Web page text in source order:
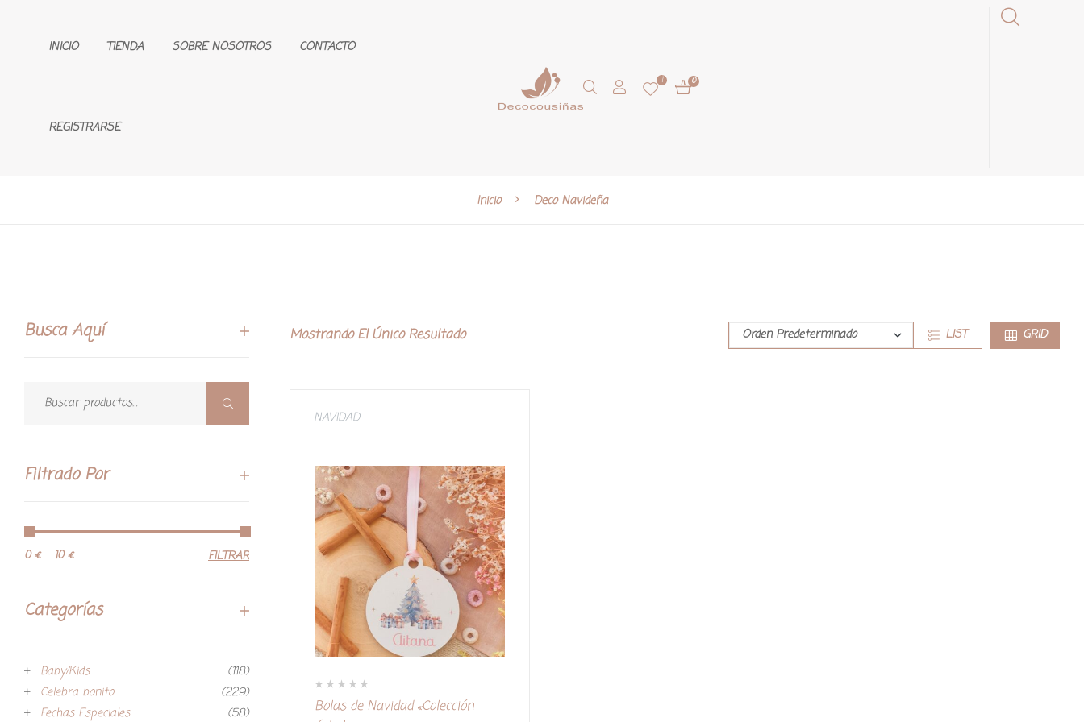
INICIO TIENDA SOBRE NOSOTROS CONTACTO
REGISTRARSE
1 0
Inicio Deco Navideña
Mostrando El Único Resultado LIST GRID
NAVIDAD
Bolas de Navidad «Colección
a
Busca Aquí
Filtrado Por
FILTRAR
0 € 10 €
Categorías
Baby/Kids
(118)
Celebra bonito
(229)
Fechas Especiales
(58)